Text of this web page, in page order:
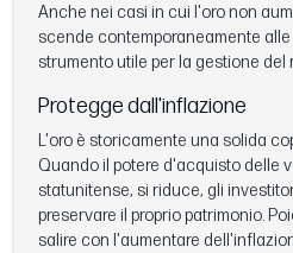
Anche nei casi in cui l'oro non
scende contemporaneamente
strumento utile per la gestione del
Protegge dall'inflazione
L'oro è storicamente una solida
Quando il potere d'acquisto delle
statunitense, si riduce, gli
preservare il proprio patrimonio.
salire con l'aumentare